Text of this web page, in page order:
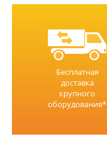
Бесплатная
доставка
крупного
оборудования*